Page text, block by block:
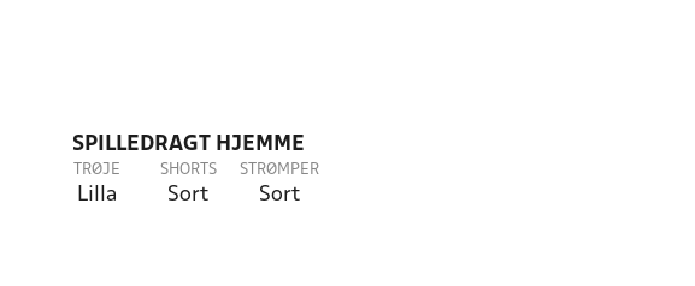
SPILLEDRAGT HJEMME
TRØJE
Lilla
SHORTS
Sort
STRØMPER
Sort